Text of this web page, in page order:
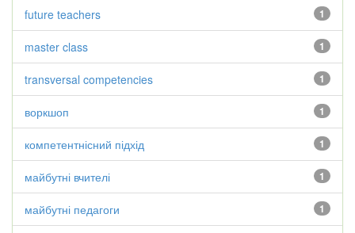
1
future teachers
1
master class
1
transversal competencies
1
воркшоп
1
компетентнісний підхід
1
майбутні вчителі
1
майбутні педагоги